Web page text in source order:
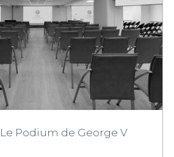
Podium de George V